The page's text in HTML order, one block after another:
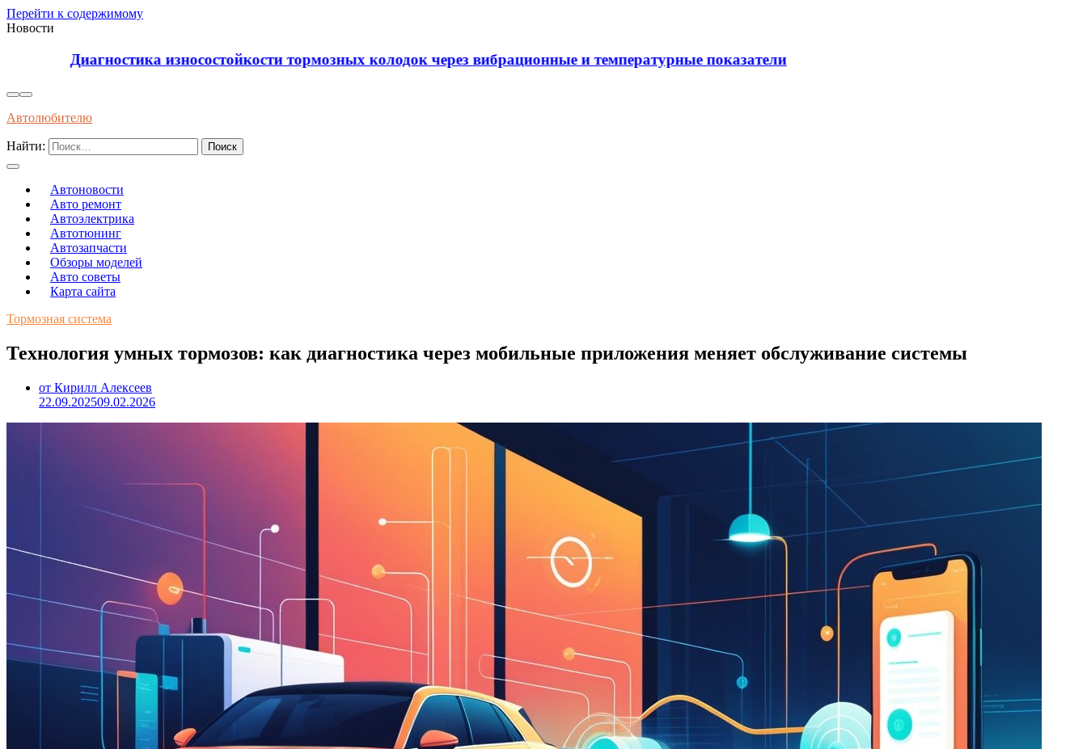
Перейти к содержимому
Новости
Диагностика износостойкости тормозных колодок через вибрационные и температурные показатели
Автолюбителю
Найти:
Автоновости
Авто ремонт
Автоэлектрика
Автотюнинг
Автозапчасти
Обзоры моделей
Авто советы
Карта сайта
Тормозная система
Технология умных тормозов: как диагностика через мобильные приложения меняет обслуживание системы
от Кирилл Алексеев
22.09.202509.02.2026